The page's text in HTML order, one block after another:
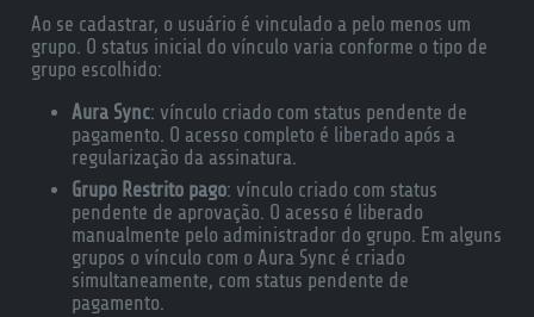
Ao se cadastrar, o usuário é vinculado a pelo menos um
grupo. O status inicial do vínculo varia conforme o tipo de
grupo escolhido:
Aura Sync: vínculo criado com status pendente de
pagamento. O acesso completo é liberado após a
regularização da assinatura.
Grupo Restrito pago: vínculo criado com status
pendente de aprovação. O acesso é liberado
manualmente pelo administrador do grupo. Em alguns
grupos o vínculo com o Aura Sync é criado
simultaneamente, com status pendente de
pagamento.